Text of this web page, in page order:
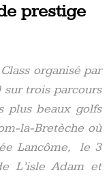
prestige
organisé par
trois parcours
plus beaux golfs
la-Bretèche où
Lancôme, le 3
L’isle Adam et